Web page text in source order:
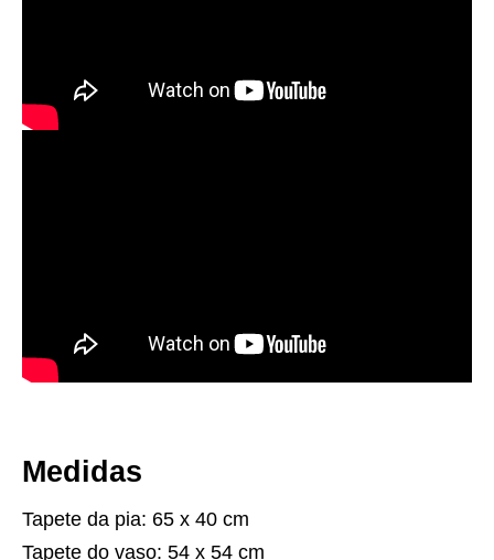
​Medidas
Tapete da pia: 65 x 40 cm
Tapete do vaso: 54 x 54 cm